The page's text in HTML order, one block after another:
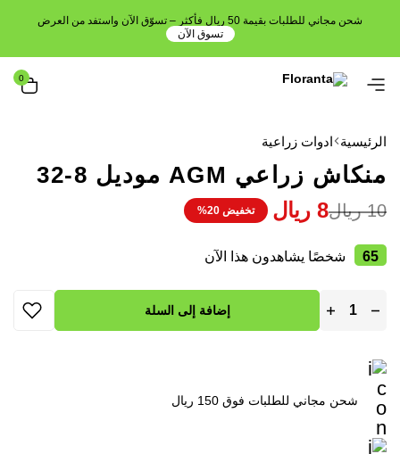
شحن مجاني للطلبات بقيمة 50 ريال فأكثر – تسوّق الآن واستفد من العرض
تسوق الآن
0
الرئيسية ادوات زراعية
منكاش زراعي AGM موديل 8-32
10 ريال8 ريال تخفيض 20%
65 شخصًا يشاهدون هذا الآن
إضافة إلى السلة
شحن مجاني للطلبات فوق 150 ريال